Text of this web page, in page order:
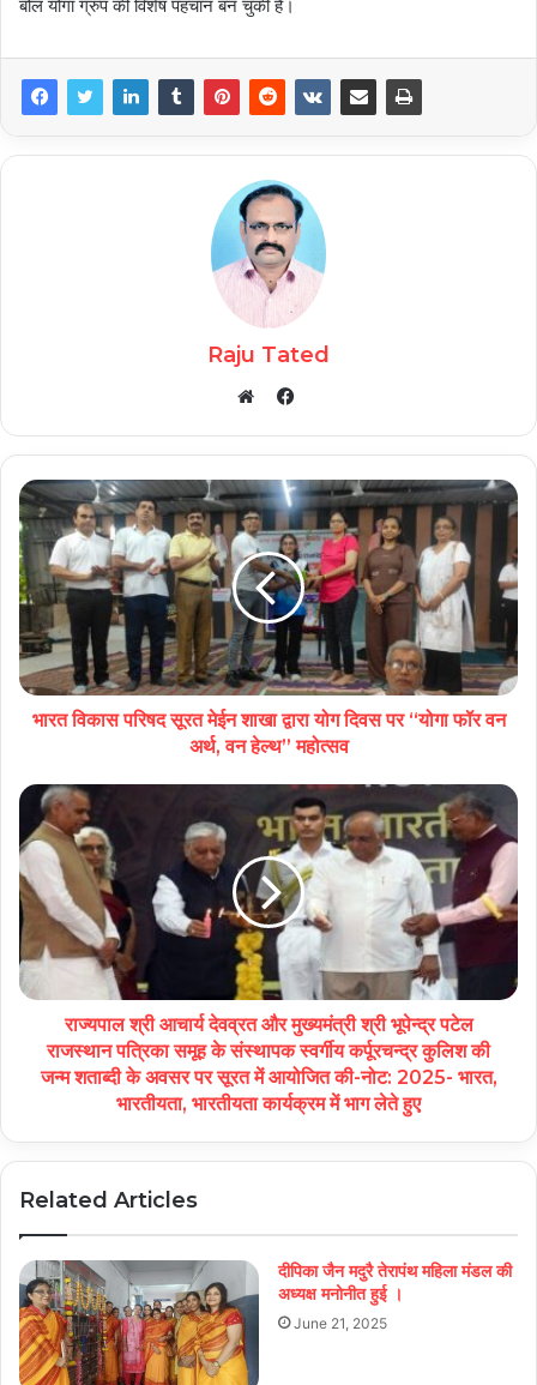
बोल योगा ग्रुप की विशेष पहचान बन चुकी है।
Raju Tated
Facebook
भारत विकास परिषद सूरत मेईन शाखा द्वारा योग दिवस पर “योगा फॉर वन
अर्थ, वन हेल्थ” महोत्सव
राज्यपाल श्री आचार्य देवव्रत और मुख्यमंत्री श्री भूपेन्द्र पटेल
राजस्थान पत्रिका समूह के संस्थापक स्वर्गीय कर्पूरचन्द्र कुलिश की
जन्म शताब्दी के अवसर पर सूरत में आयोजित की-नोट: 2025- भारत,
भारतीयता, भारतीयता कार्यक्रम में भाग लेते हुए
Related Articles
दीपिका जैन मदुरै तेरापंथ महिला मंडल की
अध्यक्ष मनोनीत हुई ।
June 21, 2025